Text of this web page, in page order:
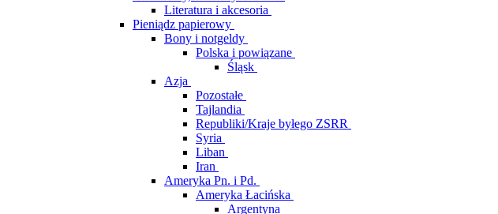
Literatura i akcesoria
Pieniądz papierowy
Bony i notgeldy
Polska i powiązane
Śląsk
Azja
Pozostałe
Tajlandia
Republiki/Kraje byłego ZSRR
Syria
Liban
Iran
Ameryka Pn. i Pd.
Ameryka Łacińska
Argentyna